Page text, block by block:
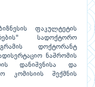
ფაკულტეტის
სადოქტორო
დოქტორანტ
ნაშრომის
დანიშვნისა და
კომისიის შექმნის